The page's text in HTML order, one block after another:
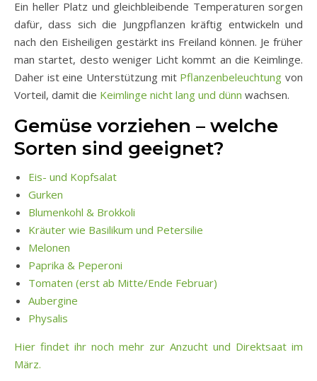
Ein heller Platz und gleichbleibende Temperaturen sorgen
dafür, dass sich die Jungpflanzen kräftig entwickeln und
nach den Eisheiligen gestärkt ins Freiland können. Je früher
man startet, desto weniger Licht kommt an die Keimlinge.
Daher ist eine Unterstützung mit Pflanzenbeleuchtung von
Vorteil, damit die Keimlinge nicht lang und dünn wachsen.
Gemüse vorziehen – welche
Sorten sind geeignet?
Eis- und Kopfsalat
Gurken
Blumenkohl & Brokkoli
Kräuter wie Basilikum und Petersilie
Melonen
Paprika & Peperoni
Tomaten (erst ab Mitte/Ende Februar)
Aubergine
Physalis
Hier findet ihr noch mehr zur Anzucht und Direktsaat im
März.